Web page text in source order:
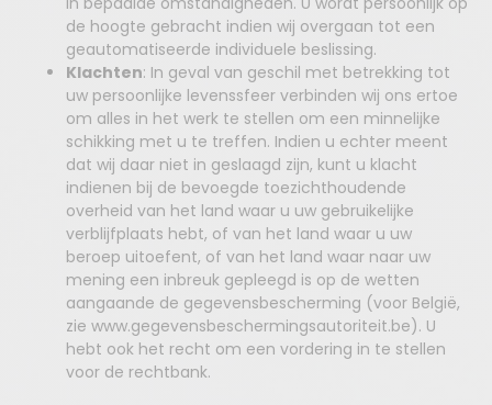
de hoogte gebracht indien wij overgaan tot een
geautomatiseerde individuele beslissing.
Klachten: In geval van geschil met betrekking tot
uw persoonlijke levenssfeer verbinden wij ons ertoe
om alles in het werk te stellen om een minnelijke
schikking met u te treffen. Indien u echter meent
dat wij daar niet in geslaagd zijn, kunt u klacht
indienen bij de bevoegde toezichthoudende
overheid van het land waar u uw gebruikelijke
verblijfplaats hebt, of van het land waar u uw
beroep uitoefent, of van het land waar naar uw
mening een inbreuk gepleegd is op de wetten
aangaande de gegevensbescherming (voor België,
zie www.gegevensbeschermingsautoriteit.be). U
hebt ook het recht om een vordering in te stellen
voor de rechtbank.